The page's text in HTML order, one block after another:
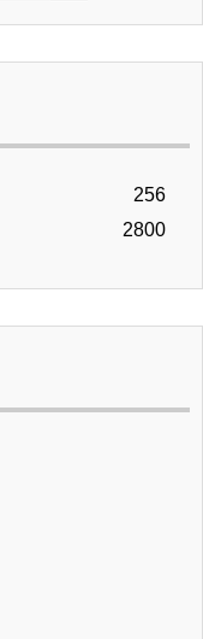
256
2800